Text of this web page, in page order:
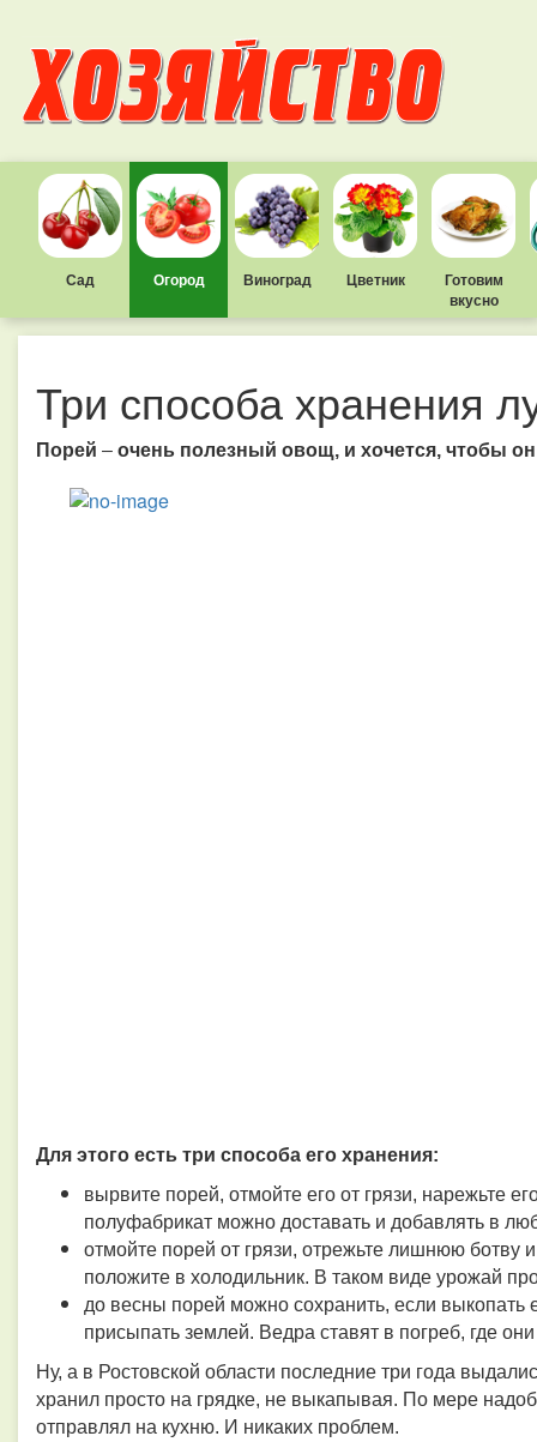
Сад Огород Виноград Цветник
Готовим
вкусно
Три способа хранения
Порей – очень полезный овощ, и хочется, чтобы
Для этого есть три способа его хранения:
вырвите порей, отмойте его от грязи, нарежьте
полуфабрикат можно доставать и добавлять в
отмойте порей от грязи, отрежьте лишнюю ботву
положите в холодильник. В таком виде урожай
до весны порей можно сохранить, если выкопать
присыпать землей. Ведра ставят в погреб, где
Ну, а в Ростовской области последние три года
хранил просто на грядке, не выкапывая. По мере
отправлял на кухню. И никаких проблем.